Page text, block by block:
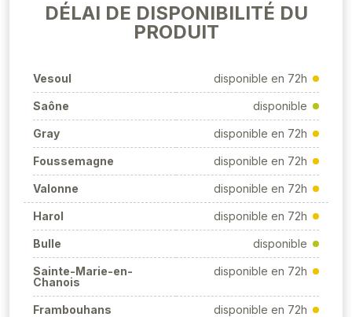
DÉLAI DE DISPONIBILITÉ DU
PRODUIT
Vesoul disponible en 72h
Saône disponible
Gray disponible en 72h
Foussemagne disponible en 72h
Valonne disponible en 72h
Harol disponible en 72h
Bulle disponible
Sainte-Marie-en-
Chanois
disponible en 72h
Frambouhans disponible en 72h